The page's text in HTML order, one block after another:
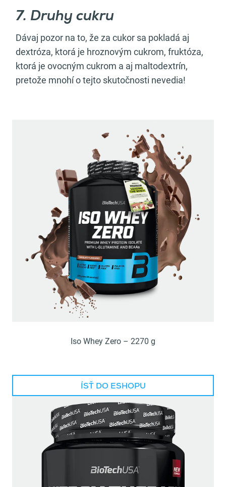
7. Druhy cukru
Dávaj pozor na to, že za cukor sa pokladá aj
dextróza, ktorá je hroznovým cukrom, fruktóza,
ktorá je ovocným cukrom a aj maltodextrín,
pretože mnohí o tejto skutočnosti nevedia!
Iso Whey Zero – 2270 g
ÍSŤ DO ESHOPU